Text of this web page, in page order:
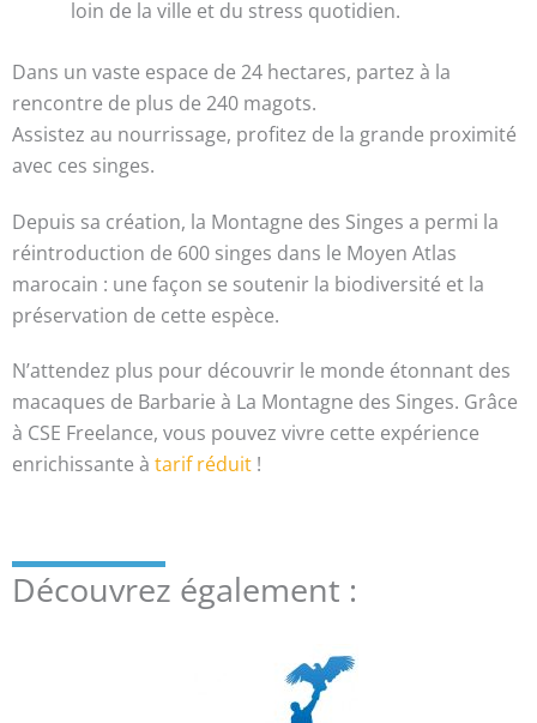
loin de la ville et du stress quotidien.
Dans un vaste espace de 24 hectares, partez à la
rencontre de plus de 240 magots.
Assistez au nourrissage, profitez de la grande proximité
avec ces singes.
Depuis sa création, la Montagne des Singes a permi la
réintroduction de 600 singes dans le Moyen Atlas
marocain : une façon se soutenir la biodiversité et la
préservation de cette espèce.
N’attendez plus pour découvrir le monde étonnant des
macaques de Barbarie à La Montagne des Singes. Grâce
à CSE Freelance, vous pouvez vivre cette expérience
enrichissante à tarif réduit !
Découvrez également :